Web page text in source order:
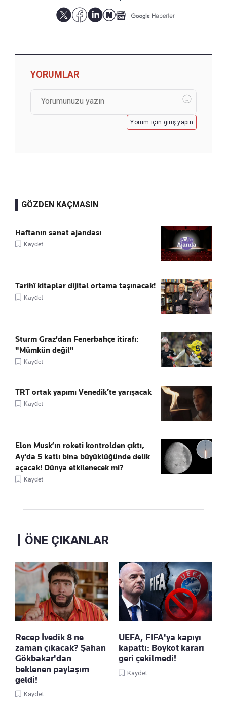
YORUMLAR
Yorum için giriş yapın
GÖZDEN KAÇMASIN
Haftanın sanat ajandası
Kaydet
Tarihî kitaplar dijital ortama taşınacak!
Kaydet
Sturm Graz'dan Fenerbahçe itirafı:
"Mümkün değil"
Kaydet
TRT ortak yapımı Venedik’te yarışacak
Kaydet
Elon Musk’ın roketi kontrolden çıktı,
Ay'da 5 katlı bina büyüklüğünde delik
açacak! Dünya etkilenecek mi?
Kaydet
ÖNE ÇIKANLAR
Recep İvedik 8 ne
zaman çıkacak? Şahan
Gökbakar'dan
beklenen paylaşım
geldi!
Kaydet
UEFA, FIFA'ya kapıyı
kapattı: Boykot kararı
geri çekilmedi!
Kaydet